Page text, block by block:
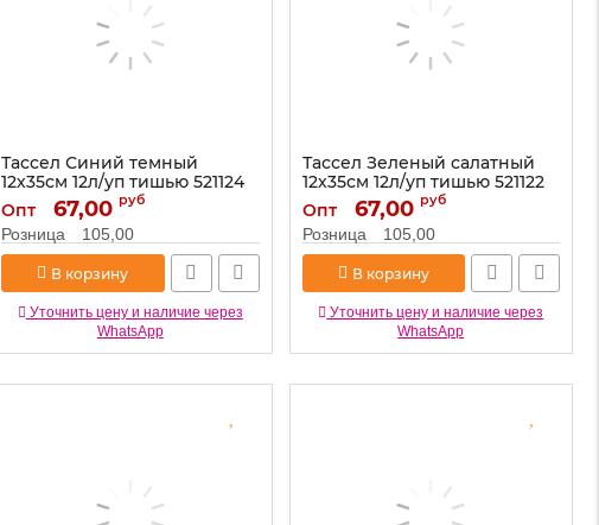
Тассел Синий темный
12х35см 12л/уп тишью 521124
Артикул: 521124
Опт 67,00 руб
Розница 105,00
В корзину
Уточнить цену и наличие через
WhatsApp
Тассел Зеленый салатный
12х35см 12л/уп тишью 521122
Артикул: 521122
Опт 67,00 руб
Розница 105,00
В корзину
Уточнить цену и наличие через
WhatsApp